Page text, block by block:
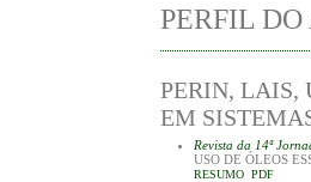
PERFIL DO
PERIN, LAIS,
EM
Revista da 14ª
USO DE ÓLEOS
RESUMO PDF